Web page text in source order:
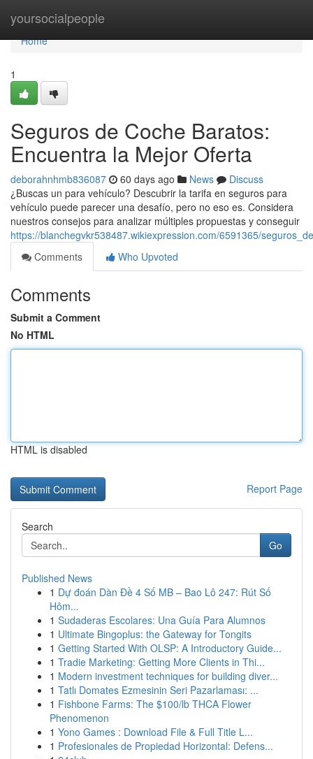
yoursocialpeople
Home
Home
1
Seguros de Coche Baratos:
Encuentra la Mejor Oferta
deborahnhmb836087 60 days ago News
Discuss
¿Buscas un para vehículo? Descubrir la tarifa en seguros para
vehículo puede parecer una desafío, pero no eso es. Considera
nuestros consejos para analizar múltiples propuestas y conseguir
https://blanchegvkr538487.wikiexpression.com/6591365/
Comments
Who Upvoted
Comments
Submit a Comment
No HTML
HTML is disabled
Report Page
Search
Go
Published News
1 Dự đoán Dàn Đề 4 Số MB – Bao Lô 247: Rút Số
Hôm...
1 Sudaderas Escolares: Una Guía Para Alumnos
1 Ultimate Bingoplus: the Gateway for Tongits
1 Getting Started With OLSP: A Introductory Guide...
1 Tradie Marketing: Getting More Clients in Thi...
1 Modern investment techniques for building diver...
1 Tatlı Domates Ezmesinin Seri Pazarlaması: ...
1 Fishbone Farms: The $100/lb THCA Flower
Phenomenon
1 Yono Games : Download File & Full Title L...
1 Profesionales de Propiedad Horizontal: Defens...